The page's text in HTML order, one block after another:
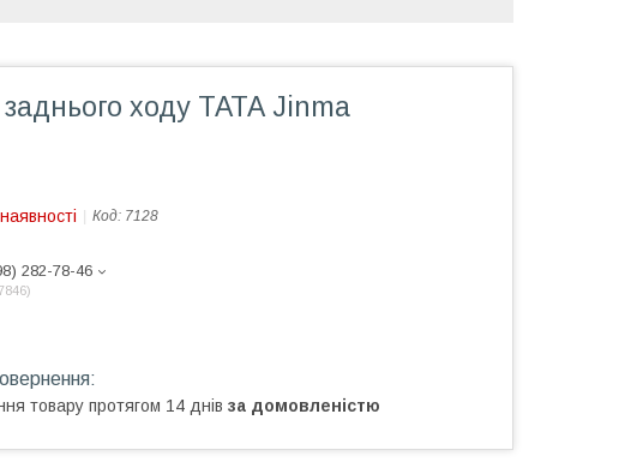
ходу ТАТА Jinma
Код: 7128
282-78-46
товару протягом 14 днів за домовленістю